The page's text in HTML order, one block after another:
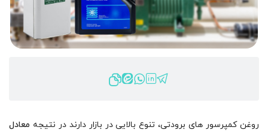
روغن کمپرسور های برودتی، تنوع بالایی در بازار دارند در نتیجه معادل